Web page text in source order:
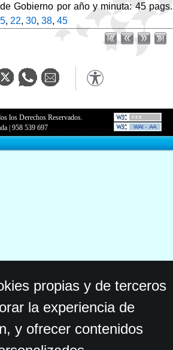
Gobierno por año y minuta: 45 pags.
, 22, 30, 38, 45
los Derechos Reservados.
|958 539 697
propias y de terceros
la experiencia de
y ofrecer contenidos